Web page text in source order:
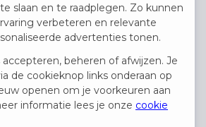
slaan en te raadplegen. Zo kunnen
verbeteren en relevante
advertenties tonen.
beheren of afwijzen. Je
de cookieknop links onderaan op
openen om je voorkeuren aan
informatie lees je onze cookie